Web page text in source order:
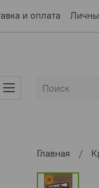
и оплата
Главная